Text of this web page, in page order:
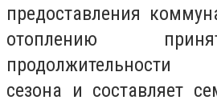
предоставления
отоплению
продолжительности
сезона и составляет